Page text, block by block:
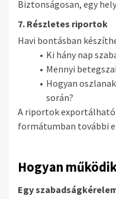
Biztonságosan, egy
7. Részletes riportok
Havi bontásban
Ki hány nap
Mennyi
Hogyan
során?
A riportok exportálhatók
formátumban további
Hogyan
Egy